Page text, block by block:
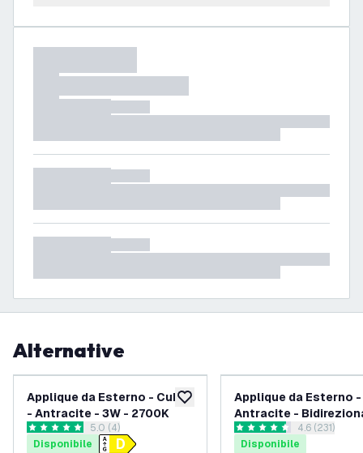
Alternative
aggiungi alla lista desideri
Applique da Esterno - Cube
- Antracite - 3W - 2700K
apri il cassetto delle recensioni
5 stelle di valutazione
5.0 (4)
Disponibile
Applique da Esterno -
Antracite -
apri il
4.6 stelle di valutazione
4.6 (231)
Disponibile